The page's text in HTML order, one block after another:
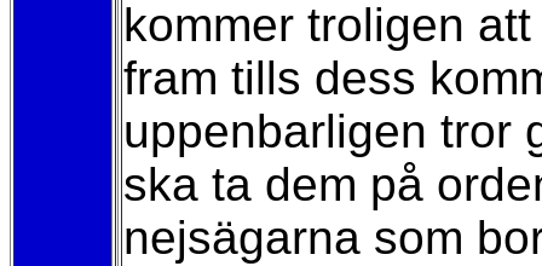
kommer troligen
fram tills dess
uppenbarligen tror
ska ta dem på
nejsägarna som